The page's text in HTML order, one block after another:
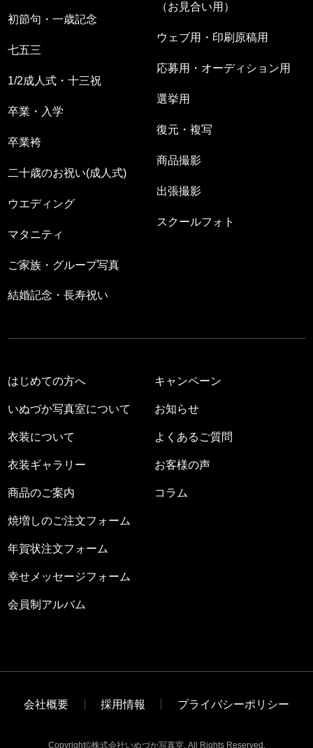
初節句・一歳記念
七五三
1/2成人式・十三祝
卒業・入学
卒業袴
二十歳のお祝い(成人式)
ウエディング
マタニティ
ご家族・グループ写真
結婚記念・長寿祝い
（お見合い用）
ウェブ用・印刷原稿用
応募用・オーディション用
選挙用
復元・複写
商品撮影
出張撮影
スクールフォト
はじめての方へ
いぬづか写真室について
衣装について
衣装ギャラリー
商品のご案内
焼増しのご注文フォーム
年賀状注文フォーム
幸せメッセージフォーム
会員制アルバム
キャンペーン
お知らせ
よくあるご質問
お客様の声
コラム
会社概要 採用情報 プライバシーポリシー
Copyright©株式会社いぬづか写真室. All Rights Reserved.